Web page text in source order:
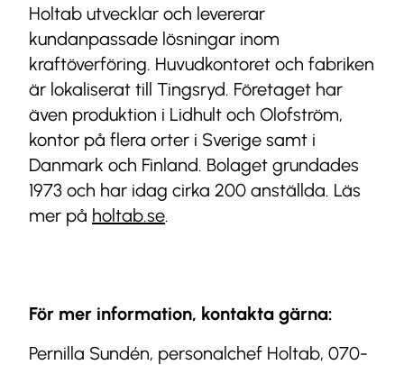
Holtab utvecklar och levererar
kundanpassade lösningar inom
kraftöverföring. Huvudkontoret och fabriken
är lokaliserat till Tingsryd. Företaget har
även produktion i Lidhult och Olofström,
kontor på flera orter i Sverige samt i
Danmark och Finland. Bolaget grundades
1973 och har idag cirka 200 anställda. Läs
mer på holtab.se.
För mer information, kontakta gärna:
Pernilla Sundén, personalchef Holtab, 070-